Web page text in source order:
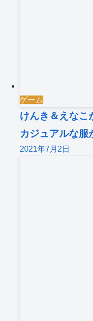
ゲーム
けんき＆えなこ
カジュアルな服
2021年7月2日